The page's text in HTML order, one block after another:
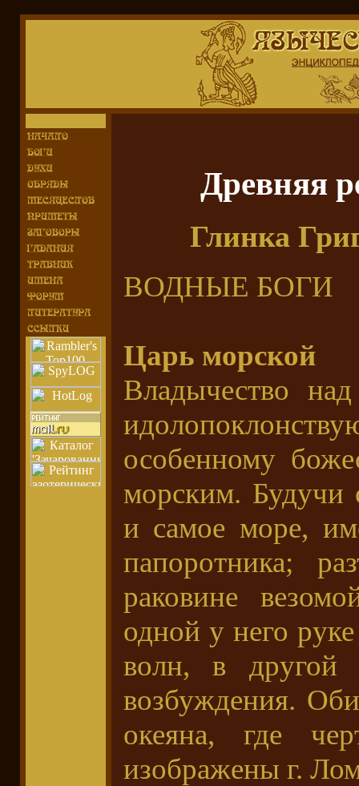
Древняя
Глинка
ВОДНЫЕ БОГИ
Царь морской
Владычество
особенному
морским. Будучи
и самое море,
папоротника;
раковине
одной у него
волн, в другой
возбуждения.
океяна, где
изображены г.